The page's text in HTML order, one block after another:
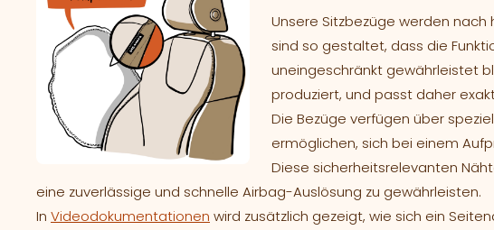
Unsere Sitzbezüge werden
sind so gestaltet, dass die
uneingeschränkt gewährleistet
produziert, und passt daher
Die Bezüge verfügen über
ermöglichen, sich bei einem
Diese sicherheitsrelevanten
eine zuverlässige und schnelle Airbag-Auslösung zu gewährleisten.
In Videodokumentationen wird zusätzlich gezeigt, wie sich ein